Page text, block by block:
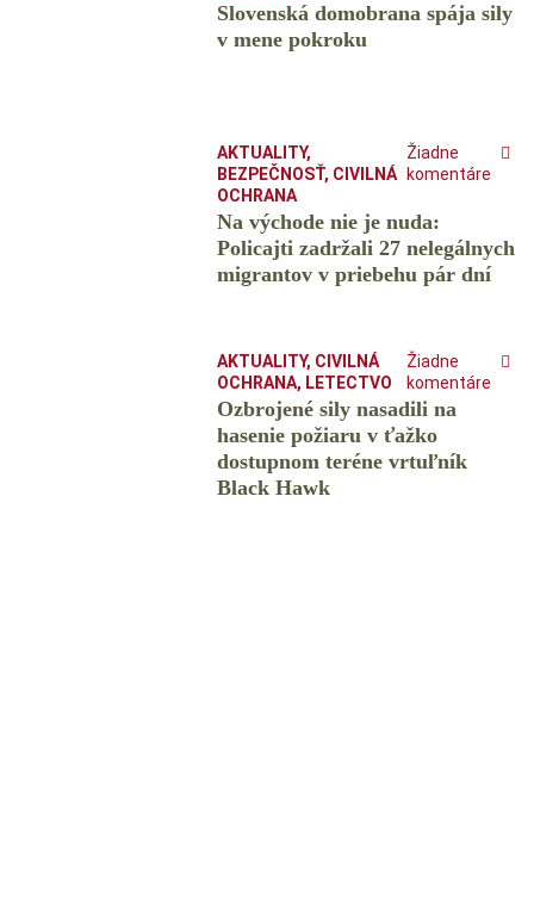
Slovenská domobrana spája sily
v mene pokroku
AKTUALITY,
BEZPEČNOSŤ, CIVILNÁ
OCHRANA
Žiadne
komentáre
Na východe nie je nuda:
Policajti zadržali 27 nelegálnych
migrantov v priebehu pár dní
AKTUALITY, CIVILNÁ
OCHRANA, LETECTVO
Žiadne
komentáre
Ozbrojené sily nasadili na
hasenie požiaru v ťažko
dostupnom teréne vrtuľník
Black Hawk